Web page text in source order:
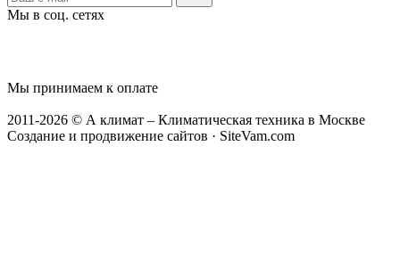
Мы в соц. сетях
Мы принимаем к оплате
2011-2026 © А климат – Климатическая техника в Москве
Создание и продвижение сайтов · SiteVam.com